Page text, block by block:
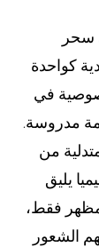
سحر
كواحدة
في
مدروسة.
من
يليق
فقط،
الشعور